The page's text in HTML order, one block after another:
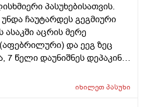
პასუხებისათვის.
ჩაუტარდეს გეგმიური
აცრის მერე
და ეეგ ზეც
წელი დაუნიშნეს დეპაკინი.
გაუკეთეთო მაგრამ
იხილეთპასუხი